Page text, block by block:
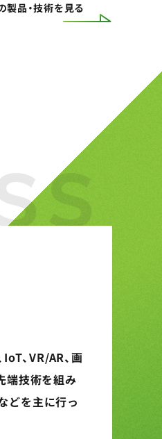
製品・技術を見る
、VR/AR、画
端技術を組み
どを主に行っ